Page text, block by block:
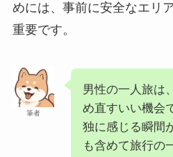
めには、事前に安全なエリ
重要です。
筆者
男性の一人旅は
め直すいい機会
独に感じる瞬間
も含めて旅行の